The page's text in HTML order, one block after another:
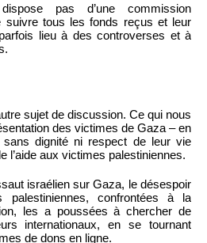
pas d’une commission
suivre tous les fonds reçus et leur
lieu à des controverses et à
sujet de discussion. Ce qui nous
des victimes de Gaza – en
dignité ni respect de leur vie
l’aide aux victimes palestiniennes.
israélien sur Gaza, le désespoir
palestiniennes, confrontées à la
les a poussées à chercher de
internationaux, en se tournant
de dons en ligne.